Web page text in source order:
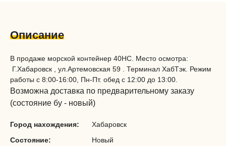
Описание
В продаже морской контейнер 40HC. Место осмотра:
Г.Хабаровск , ул.Артемовская 59 . Терминал ХабТэк. Режим
работы с 8:00-16:00, Пн-Пт. обед с 12:00 до 13:00.
Возможна доставка по предварительному заказу
(состояние бу - новый)
Город нахождения:
Состояние:
Хабаровск
Новый